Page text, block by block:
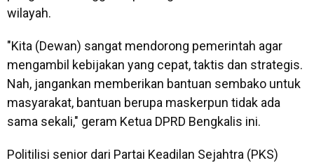
wilayah.
"Kita (Dewan) sangat mendorong pemerintah agar
mengambil kebijakan yang cepat, taktis dan strategis.
Nah, jangankan memberikan bantuan sembako untuk
masyarakat, bantuan berupa maskerpun tidak ada
sama sekali," geram Ketua DPRD Bengkalis ini.
Politilisi senior dari Partai Keadilan Sejahtra (PKS)